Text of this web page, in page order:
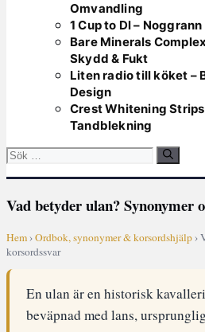
Omvandling
1 Cup to Dl –
Bare Minerals
Skydd & Fukt
Liten radio till köket –
Design
Crest Whitening
Tandblekning
Sök
Vad betyder ulan? Synonymer
Hem›Ordbok, synonymer & korsordshjälp›
korsordssvar
En ulan är en historisk
beväpnad med lans,